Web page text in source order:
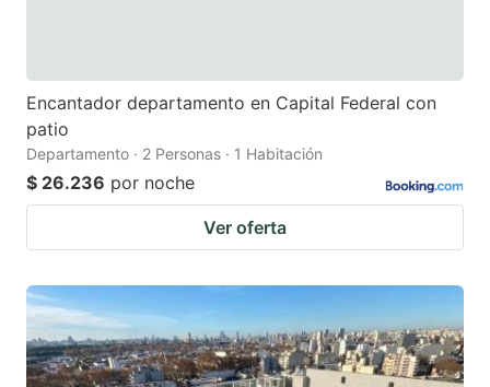
Encantador departamento en Capital Federal con
patio
Departamento · 2 Personas · 1 Habitación
$ 26.236 por noche
Ver oferta